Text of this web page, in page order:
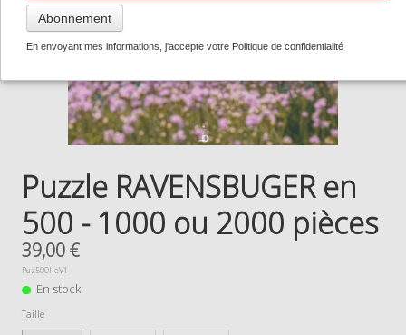
0
Puzzle RAVENSBUGER en
500 - 1000 ou 2000 pièces
39,00 €
Puz500IleV1
En stock
Taille
Abonnement
En envoyant mes informations, j'accepte votre Politique de confidentialité